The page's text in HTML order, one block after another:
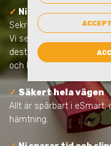
✓ Ni får en säker
Sekretesshantering
Vi ser till att allt sker
destruktion. Allt
och krav.
✓ Säkert hela vägen
Allt är spårbart i eSmart,
hämtning.